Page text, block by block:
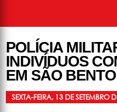
POLÍCIA
INDIVÍDUOS
EM SÃO
SEXTA-FEIRA, 13 DE SETEMBRO